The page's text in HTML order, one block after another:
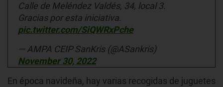
Calle de Meléndez Valdés, 34, local 3.
Gracias por esta iniciativa.
pic.twitter.com/SiQWRxPche
— AMPA CEIP SanKris (@ASankris)
November 30, 2022
En época navideña, hay varias recogidas de juguetes